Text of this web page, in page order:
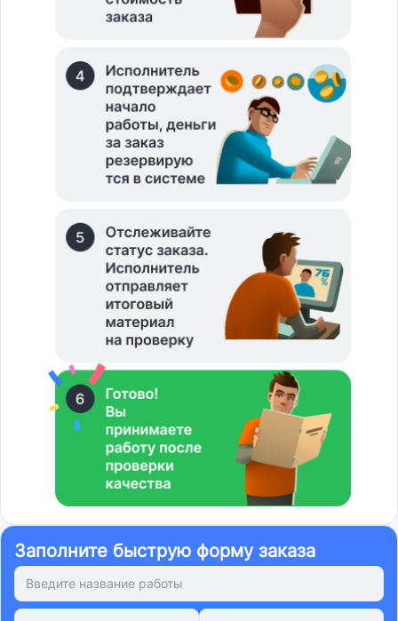
Заполните быструю форму заказа